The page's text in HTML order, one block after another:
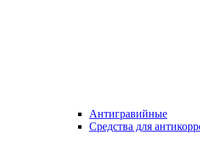
Антигравийные
Средства для